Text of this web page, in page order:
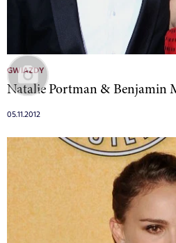
GWIAZDY
Natalie Portman & Benjamin
05.11.2012